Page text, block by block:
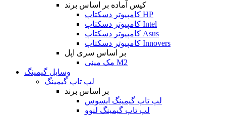
کیس آماده بر اساس برند
کامپیوتر دسکتاپ HP
کامپیوتر دسکتاپ Intel
کامپیوتر دسکتاپ Asus
کامپیوتر دسکتاپ Innovers
بر اساس سری اپل
مک مینی M2
وسایل گیمینگ
لپ تاپ گیمینگ
بر اساس برند
لپ تاپ گیمینگ ایسوس
لپ تاپ گیمینگ لنوو